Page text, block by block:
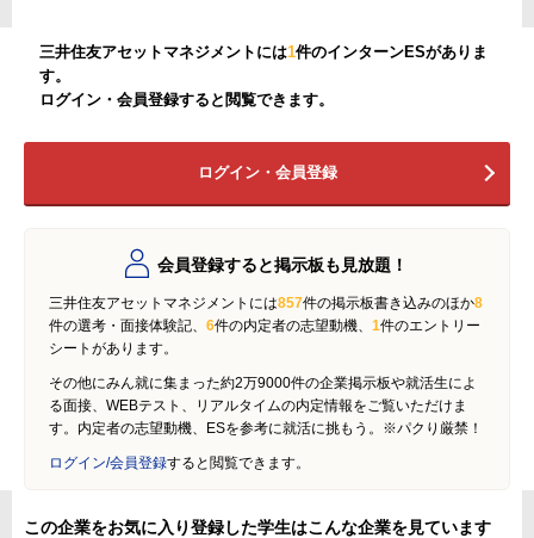
三井住友アセットマネジメントには1件のインターンESがありま
す。
ログイン・会員登録すると閲覧できます。
ログイン・会員登録
会員登録すると掲示板も見放題！
三井住友アセットマネジメントには857件の掲示板書き込みのほか8
件の選考・面接体験記、 6件の内定者の志望動機、 1件のエントリー
シートがあります。
その他にみん就に集まった約2万9000件の企業掲示板や就活生によ
る面接、WEBテスト、リアルタイムの内定情報をご覧いただけま
す。内定者の志望動機、ESを参考に就活に挑もう。※パクり厳禁！
ログイン/会員登録すると閲覧できます。
この企業をお気に入り登録した学生はこんな企業を見ています